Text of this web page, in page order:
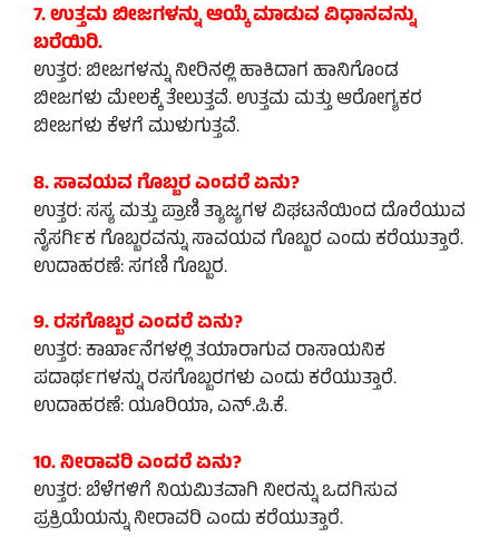
7. ಉತ್ತಮ ಬೀಜಗಳನ್ನು ಆಯ್ಕೆ ಮಾಡುವ ವಿಧಾನವನ್ನು
ಬರೆಯಿರಿ.
ಉತ್ತರ: ಬೀಜಗಳನ್ನು ನೀರಿನಲ್ಲಿ ಹಾಕಿದಾಗ ಹಾನಿಗೊಂಡ
ಬೀಜಗಳು ಮೇಲಕ್ಕೆ ತೇಲುತ್ತವೆ. ಉತ್ತಮ ಮತ್ತು ಆರೋಗ್ಯಕರ
ಬೀಜಗಳು ಕೆಳಗೆ ಮುಳುಗುತ್ತವೆ.
8. ಸಾವಯವ ಗೊಬ್ಬರ ಎಂದರೆ ಏನು?
ಉತ್ತರ: ಸಸ್ಯ ಮತ್ತು ಪ್ರಾಣಿ ತ್ಯಾಜ್ಯಗಳ ವಿಘಟನೆಯಿಂದ ದೊರೆಯುವ
ನೈಸರ್ಗಿಕ ಗೊಬ್ಬರವನ್ನು ಸಾವಯವ ಗೊಬ್ಬರ ಎಂದು ಕರೆಯುತ್ತಾರೆ.
ಉದಾಹರಣೆ: ಸಗಣಿ ಗೊಬ್ಬರ.
9. ರಸಗೊಬ್ಬರ ಎಂದರೆ ಏನು?
ಉತ್ತರ: ಕಾರ್ಖಾನೆಗಳಲ್ಲಿ ತಯಾರಾಗುವ ರಾಸಾಯನಿಕ
ಪದಾರ್ಥಗಳನ್ನು ರಸಗೊಬ್ಬರಗಳು ಎಂದು ಕರೆಯುತ್ತಾರೆ.
ಉದಾಹರಣೆ: ಯೂರಿಯಾ, ಎನ್.ಪಿ.ಕೆ.
10. ನೀರಾವರಿ ಎಂದರೆ ಏನು?
ಉತ್ತರ: ಬೆಳೆಗಳಿಗೆ ನಿಯಮಿತವಾಗಿ ನೀರನ್ನು ಒದಗಿಸುವ
ಪ್ರಕ್ರಿಯೆಯನ್ನು ನೀರಾವರಿ ಎಂದು ಕರೆಯುತ್ತಾರೆ.